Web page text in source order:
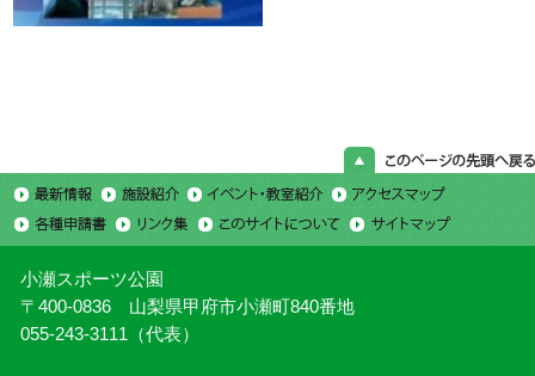
小瀬スポーツ公園
〒400-0836 山梨県甲府市小瀬町840番地
055-243-3111（代表）